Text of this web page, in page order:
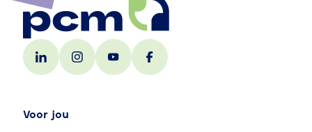
Voor jou